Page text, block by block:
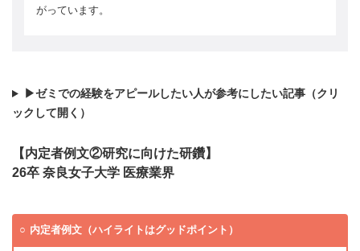
がっています。
▶ゼミでの経験をアピールしたい人が参考にしたい記事（クリ
ックして開く）
【内定者例文②研究に向けた研鑽】
26卒 奈良女子大学 医療業界
内定者例文（ハイライトはグッドポイント）